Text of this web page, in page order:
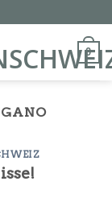
0